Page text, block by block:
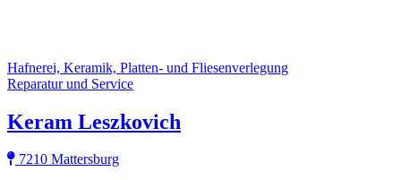
Hafnerei, Keramik, Platten- und Fliesenverlegung
Reparatur und Service
Keram Leszkovich
7210 Mattersburg